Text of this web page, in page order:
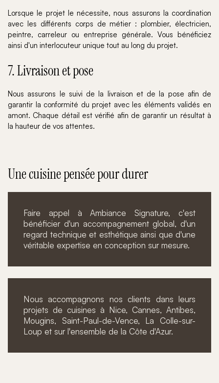
Lorsque le projet le nécessite, nous assurons la coordination
avec les différents corps de métier : plombier, électricien,
peintre, carreleur ou entreprise générale. Vous bénéficiez
ainsi d'un interlocuteur unique tout au long du projet.
7. Livraison et pose
Nous assurons le suivi de la livraison et de la pose afin de
garantir la conformité du projet avec les éléments validés en
amont. Chaque détail est vérifié afin de garantir un résultat à
la hauteur de vos attentes.
Une cuisine pensée pour durer
Faire appel à Ambiance Signature, c'est
bénéficier d'un accompagnement global, d'un
regard technique et esthétique ainsi que d'une
véritable expertise en conception sur mesure.
Nous accompagnons nos clients dans leurs
projets de cuisines à Nice, Cannes, Antibes,
Mougins, Saint-Paul-de-Vence, La Colle-sur-
Loup et sur l'ensemble de la Côte d'Azur.